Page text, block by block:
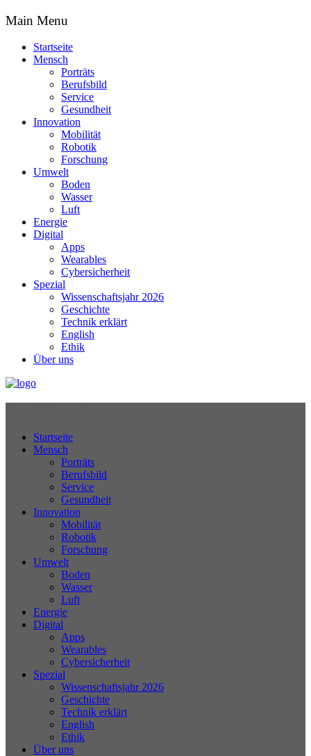
Main Menu
Startseite
Mensch
Porträts
Berufsbild
Service
Gesundheit
Innovation
Mobilität
Robotik
Forschung
Umwelt
Boden
Wasser
Luft
Energie
Digital
Apps
Wearables
Cybersicherheit
Spezial
Wissenschaftsjahr 2026
Geschichte
Technik erklärt
English
Ethik
Über uns
Startseite
Mensch
Porträts
Berufsbild
Service
Gesundheit
Innovation
Mobilität
Robotik
Forschung
Umwelt
Boden
Wasser
Luft
Energie
Digital
Apps
Wearables
Cybersicherheit
Spezial
Wissenschaftsjahr 2026
Geschichte
Technik erklärt
English
Ethik
Über uns